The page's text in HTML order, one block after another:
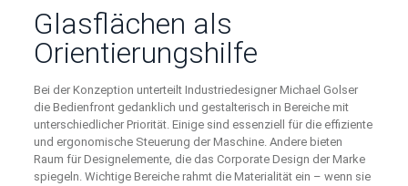
Glasflächen als
Orientierungshilfe
Bei der Konzeption unterteilt Industriedesigner Michael Golser
die Bedienfront gedanklich und gestalterisch in Bereiche mit
unterschiedlicher Priorität. Einige sind essenziell für die effiziente
und ergonomische Steuerung der Maschine. Andere bieten
Raum für Designelemente, die das Corporate Design der Marke
spiegeln. Wichtige Bereiche rahmt die Materialität ein – wenn sie